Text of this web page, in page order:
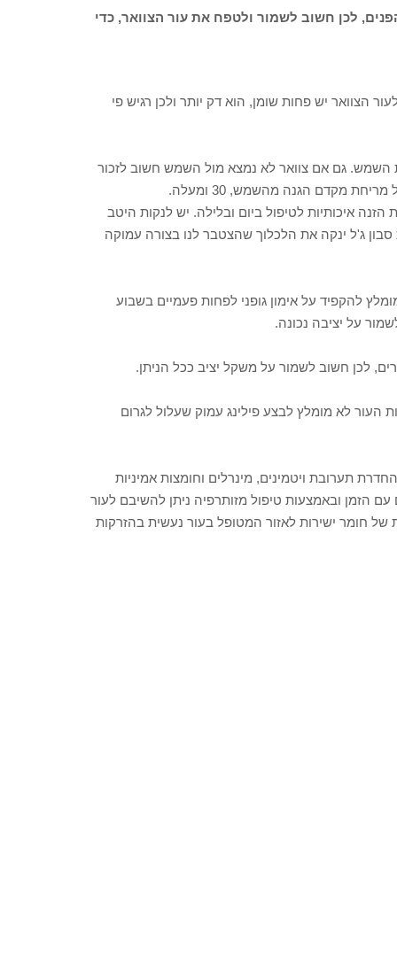
לכן חשוב לשמור ולטפח את עור הצוואר, כדי
הצוואר יש פחות שומן, הוא דק יותר ולכן רגיש פי
השמש. גם אם צוואר לא נמצא מול השמש חשוב לזכור
מקדם הגנה מהשמש, 30 ומעלה.
איכותיות לטיפול ביום ובלילה. יש לנקות היטב
סבון ג'ל ינקה את הלכלוך שהצטבר לנו בצורה עמוקה
להקפיד על אימון גופני לפחות פעמיים בשבוע
על יציבה נכונה.
לכן חשוב לשמור על משקל יציב ככל הניתן.
העור לא מומלץ לבצע פילינג עמוק שעלול לגרום
תערובת ויטמינים, מינרלים וחומצות אמיניות
הזמן ובאמצעות טיפול מזותרפיה ניתן להשיבם לעור
חומר ישירות לאזור המטופל בעור נעשית בהזרקות